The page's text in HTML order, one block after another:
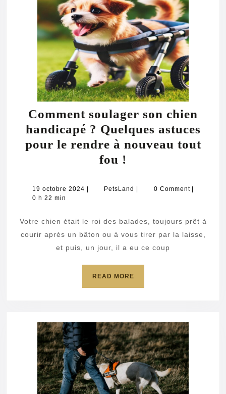
Comment soulager son chien
handicapé ? Quelques astuces
pour le rendre à nouveau tout
fou !
son
handicapé
?
Quelques
astuces
pour
à
nouveau
tout
fou
!
19 octobre 2024 19
PetsLand PetsLand0 Comment
0 h 22 min
Votre chien était le roi des balades, toujours prêt à
courir après un bâton ou à vous tirer par la laisse,
et puis, un jour, il a eu ce coup
READ MOREREAD